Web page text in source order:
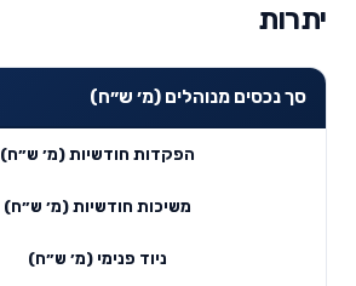
יתרות
סך נכסים מנוהלים (מ׳ ש״ח)
הפקדות חודשיות (מ׳ ש״ח)
משיכות חודשיות (מ׳ ש״ח)
ניוד פנימי (מ׳ ש״ח)